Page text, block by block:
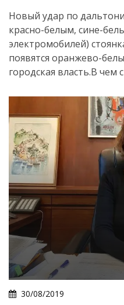
Новый удар по
красно-белым, сине-
электромобилей)
появятся оранжево-
городская власть.В чем
30/08/2019